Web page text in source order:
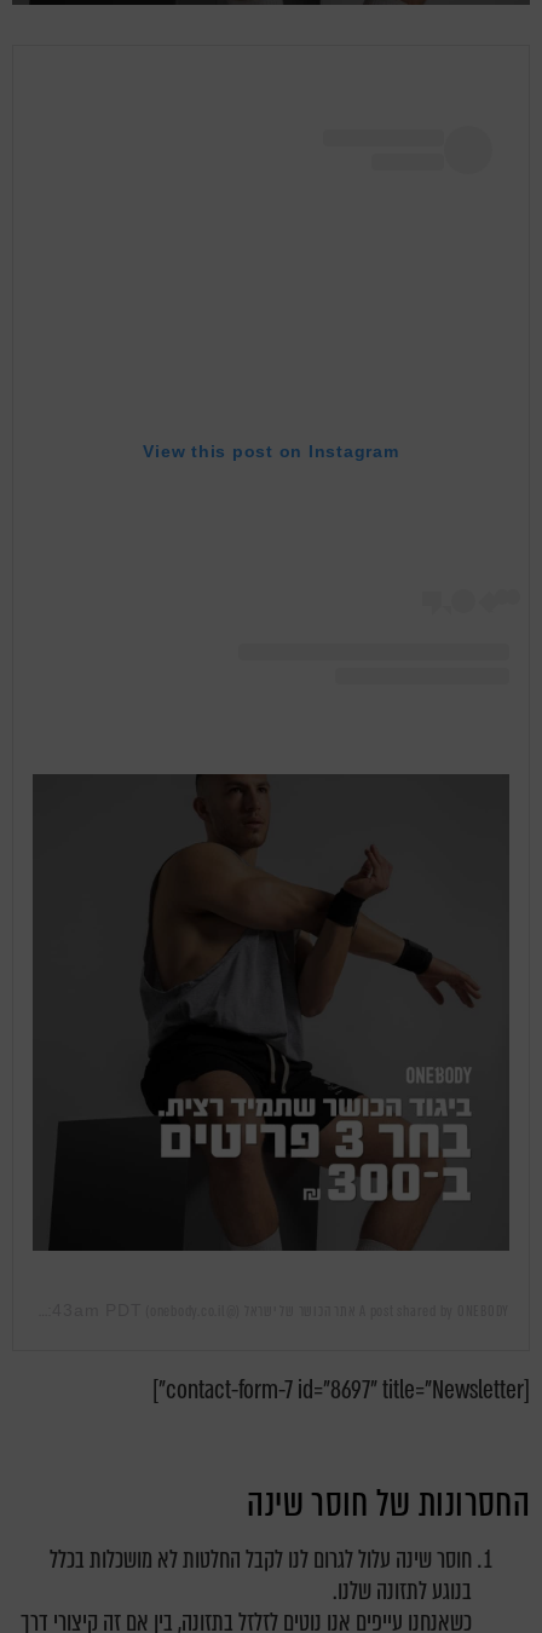
View this post on Instagram
[contact-form-7 id="8697" title="Newsletter"]
החסרונות של חוסר שינה
חוסר שינה עלול לגרום לנו לקבל החלטות לא מושכלות בכלל
בנוגע לתזונה שלנו.
כשאנחנו עייפים אנו נוטים לזלזל בתזונה, בין אם זה קיצורי דרך